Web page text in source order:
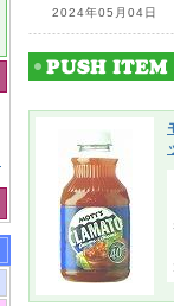
2024年05月04日